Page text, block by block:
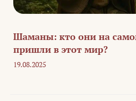
Шаманы: кто они на
пришли в этот мир?
19.08.2025